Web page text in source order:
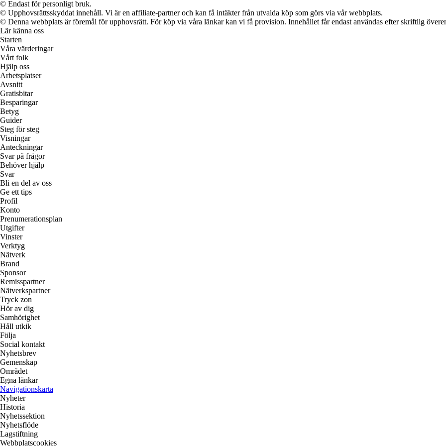
© Endast för personligt bruk.
© Upphovsrättsskyddat innehåll. Vi är en affiliate-partner och kan få intäkter från utvalda köp som görs via vår webbplats.
© Denna webbplats är föremål för upphovsrätt. För köp via våra länkar kan vi få provision. Innehållet får endast användas efter skriftlig
Lär känna oss
Starten
Våra värderingar
Vårt folk
Hjälp oss
Arbetsplatser
Avsnitt
Gratisbitar
Besparingar
Betyg
Guider
Steg för steg
Visningar
Anteckningar
Svar på frågor
Behöver hjälp
Svar
Bli en del av oss
Ge ett tips
Profil
Konto
Prenumerationsplan
Utgifter
Vinster
Verktyg
Nätverk
Brand
Sponsor
Remisspartner
Nätverkspartner
Tryck zon
Hör av dig
Samhörighet
Håll utkik
Följa
Social kontakt
Nyhetsbrev
Gemenskap
Området
Egna länkar
Navigationskarta
Nyheter
Historia
Nyhetssektion
Nyhetsflöde
Lagstiftning
Webbplatscookies